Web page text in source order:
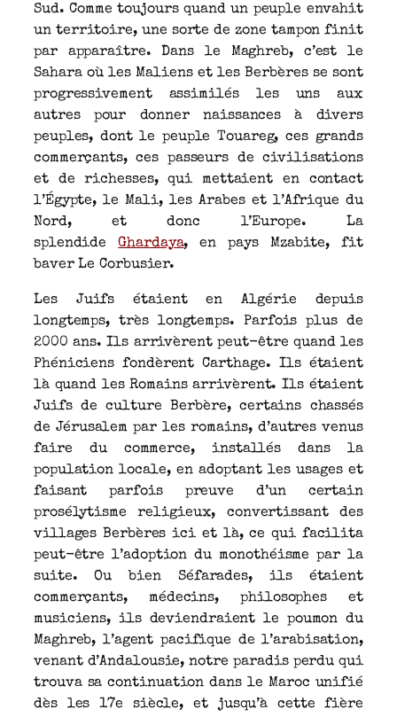
Sud. Comme toujours quand un peuple envahit
un territoire, une sorte de zone tampon finit
par apparaître. Dans le Maghreb, c’est le
Sahara où les Maliens et les Berbères se sont
progressivement assimilés les uns aux
autres pour donner naissances à divers
peuples, dont le peuple Touareg, ces grands
commerçants, ces passeurs de civilisations
et de richesses, qui mettaient en contact
l’Égypte, le Mali, les Arabes et l’Afrique du
Nord, et donc l’Europe. La
splendideGhardaya, en pays Mzabite, fit
baver Le Corbusier.
Les Juifs étaient en Algérie depuis
longtemps, très longtemps. Parfois plus de
2000 ans. Ils arrivèrent peut-être quand les
Phéniciens fondèrent Carthage. Ils étaient
là quand les Romains arrivèrent. Ils étaient
Juifs de culture Berbère, certains chassés
de Jérusalem par les romains, d’autres venus
faire du commerce, installés dans la
population locale, en adoptant les usages et
faisant parfois preuve d’un certain
prosélytisme religieux, convertissant des
villages Berbères ici et là, ce qui facilita
peut-être l’adoption du monothéisme par la
suite. Ou bien Séfarades, ils étaient
commerçants, médecins, philosophes et
musiciens, ils deviendraient le poumon du
Maghreb, l’agent pacifique de l’arabisation,
venant d’Andalousie, notre paradis perdu qui
trouva sa continuation dans le Maroc unifié
dès les 17e siècle, et jusqu’à cette fière